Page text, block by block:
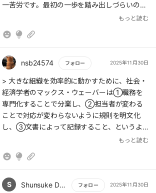
> トヨタの事例を見ると①も②も両立してい
①と②は両立するのではないかといわれてい
る。
> 商品やサービスのマーケティング計画の基本
は市場をセグメントに細分化(Segmentation)
し、その中からターゲットを絞り込み
(Targeting)、そのターゲットのニーズに適合す
るように位置付ける(Positioning)ことである。
これがSTPだ。
> 各所得層に合わせた価格帯の車種を提供する
など、複数のセグメントを対象にすることもあ
一苦労です。最初の一歩を踏み出しづらいので
実は普遍的に優れているリーダーシップの特
状況では優れたリーダーである人が、別の状況
ダーシップは微妙な対人関係のうえに成り立っ
ているのです。
固定費の割合が大きい製造業は利益を出そう
と思ったら、操業度や稼働率を念頭に置かなけ
ればならないのです。
さあ、全力で目の前にいる人の「今ここ」を
もっと読む
nsb24574 フォロー 2025年11月30日
もっと読む
> 大きな組織を効率的に動かすために、社会・
経済学者のマックス・ウェーバーは①職務を
専門化することで分業し、②担当者が変わる
ことで対応が変わらないように規則を明文化
し、③文書によって記録すること、というよ
うな特徴を挙げた。これが官僚制の組織だ。官
いイメージがつきまとうが、先に挙げたような
ているだけだ。
もっと読む
S Shunsuke Daniel Sugiyama フォロー 2025年11月30日